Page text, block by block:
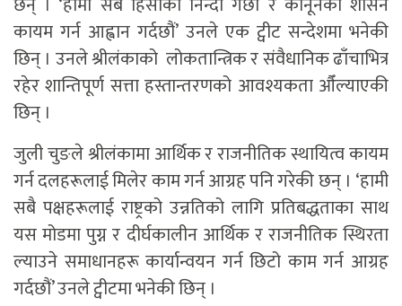
कायम गर्न आह्वान गर्दछौं’ उनले एक ट्वीट सन्देशमा भनेकी
छिन् । उनले श्रीलंकाको लोकतान्त्रिक र संवैधानिक ढाँचाभित्र
रहेर शान्तिपूर्ण सत्ता हस्तान्तरणको आवश्यकता औँल्याएकी
छिन् ।
जुली चुङले श्रीलंकामा आर्थिक र राजनीतिक स्थायित्व कायम
गर्न दलहरूलाई मिलेर काम गर्न आग्रह पनि गरेकी छन् । ‘हामी
सबै पक्षहरूलाई राष्ट्रको उन्नतिको लागि प्रतिबद्धताका साथ
यस मोडमा पुग्न र दीर्घकालीन आर्थिक र राजनीतिक स्थिरता
ल्याउने समाधानहरू कार्यान्वयन गर्न छिटो काम गर्न आग्रह
गर्दछौं’ उनले ट्वीटमा भनेकी छिन् ।